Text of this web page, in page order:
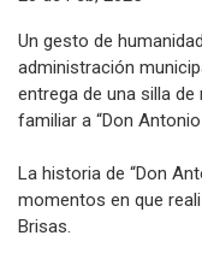
Un gesto de
administración
entrega de una silla
familiar a “Don
La historia de “Don
momentos en que
Brisas.